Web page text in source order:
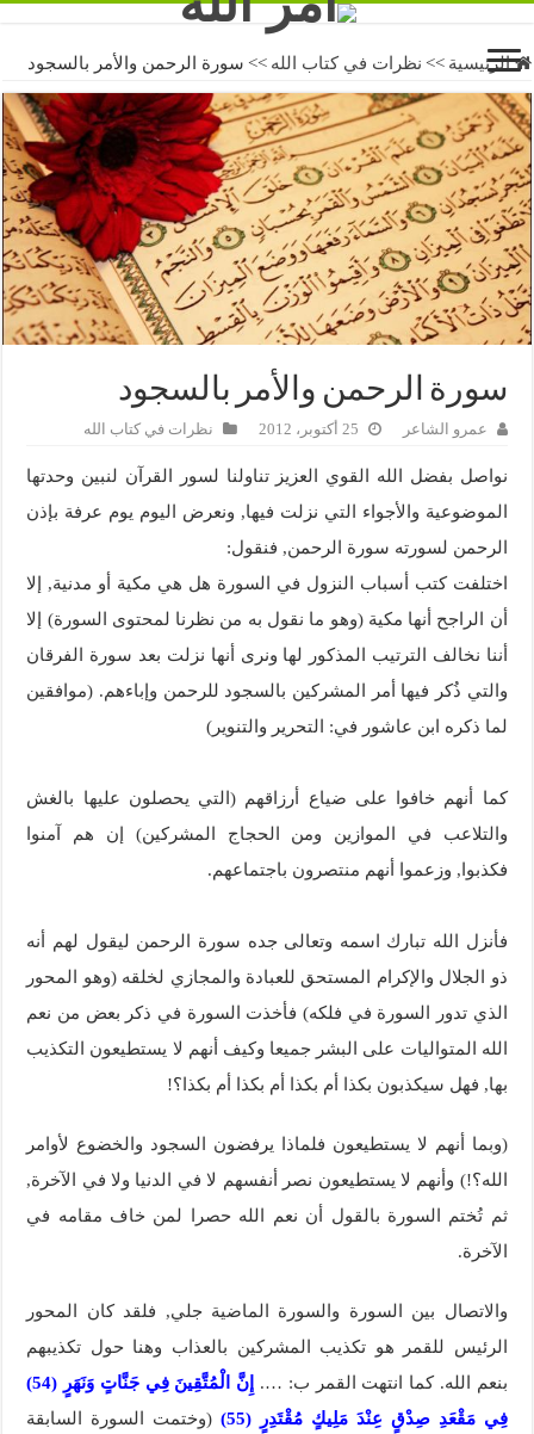
الرئيسية >> نظرات في كتاب الله >> سورة الرحمن والأمر بالسجود
سورة الرحمن والأمر بالسجود
عمرو الشاعر 25 أكتوبر، 2012 نظرات في كتاب الله
نواصل بفضل الله القوي العزيز تناولنا لسور القرآن لنبين وحدتها
الموضوعية والأجواء التي نزلت فيها, ونعرض اليوم يوم عرفة بإذن
الرحمن لسورته سورة الرحمن, فنقول:
اختلفت كتب أسباب النزول في السورة هل هي مكية أو مدنية, إلا
أن الراجح أنها مكية (وهو ما نقول به من نظرنا لمحتوى السورة) إلا
أننا نخالف الترتيب المذكور لها ونرى أنها نزلت بعد سورة الفرقان
والتي ذُكر فيها أمر المشركين بالسجود للرحمن وإباءهم. (موافقين
لما ذكره ابن عاشور في: التحرير والتنوير)
كما أنهم خافوا على ضياع أرزاقهم (التي يحصلون عليها بالغش
والتلاعب في الموازين ومن الحجاج المشركين) إن هم آمنوا
فكذبوا, وزعموا أنهم منتصرون باجتماعهم.
فأنزل الله تبارك اسمه وتعالى جده سورة الرحمن ليقول لهم أنه
ذو الجلال والإكرام المستحق للعبادة والمجازي لخلقه (وهو المحور
الذي تدور السورة في فلكه) فأخذت السورة في ذكر بعض من نعم
الله المتواليات على البشر جميعا وكيف أنهم لا يستطيعون التكذيب
بها, فهل سيكذبون بكذا أم بكذا أم بكذا أم بكذا؟!
(وبما أنهم لا يستطيعون فلماذا يرفضون السجود والخضوع لأوامر
الله؟!) وأنهم لا يستطيعون نصر أنفسهم لا في الدنيا ولا في الآخرة,
ثم تُختم السورة بالقول أن نعم الله حصرا لمن خاف مقامه في
الآخرة.
والاتصال بين السورة والسورة الماضية جلي, فلقد كان المحور
الرئيس للقمر هو تكذيب المشركين بالعذاب وهنا حول تكذيبهم
بنعم الله. كما انتهت القمر ب: ….
إِنَّ الْمُتَّقِينَ فِي جَنَّاتٍ وَنَهَرٍ (54)
فِي مَقْعَدِ صِدْقٍ عِنْدَ مَلِيكٍ مُقْتَدِرٍ (55)
(وختمت السورة السابقة